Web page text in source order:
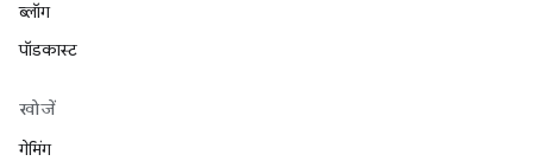
ब्लॉग
पॉडकास्ट
खोजें
गेमिंग